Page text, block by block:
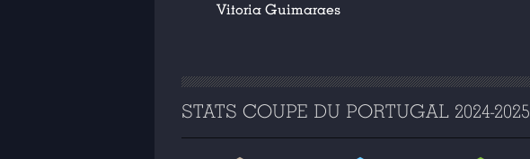
Vitoria Guimaraes
STATS COUPE DU PORTUGAL 2024-2025